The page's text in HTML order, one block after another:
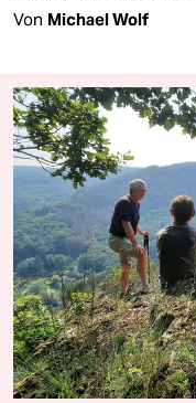
Von Michael Wolf